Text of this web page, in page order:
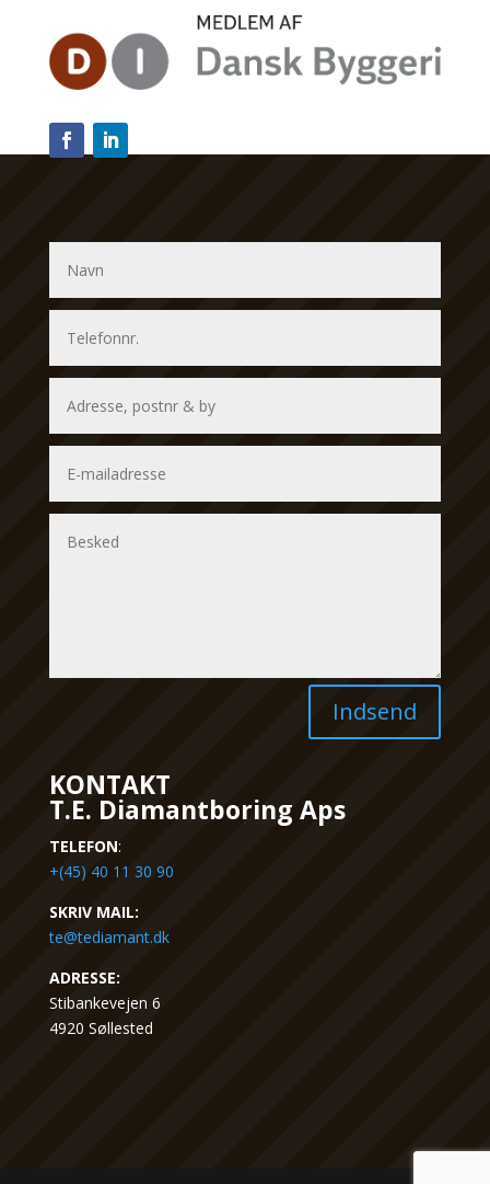
Indsend
KONTAKT
T.E. Diamantboring Aps
TELEFON:
+(45) 40 11 30 90
SKRIV MAIL:
te@tediamant.dk
ADRESSE:
Stibankevejen 6
4920 Søllested